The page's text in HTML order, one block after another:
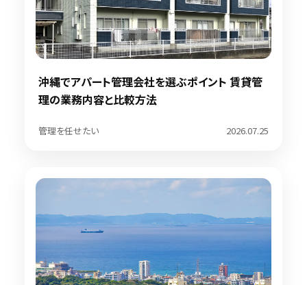
沖縄でアパート管理会社を選ぶポイント 賃貸管
理の業務内容と比較方法
管理を任せたい 2026.07.25